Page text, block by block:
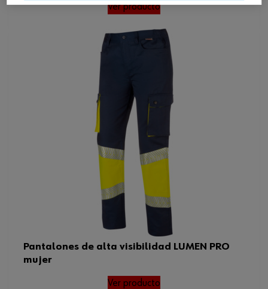
Ver producto
Pantalones de alta visibilidad LUMEN PRO
mujer
Ver producto